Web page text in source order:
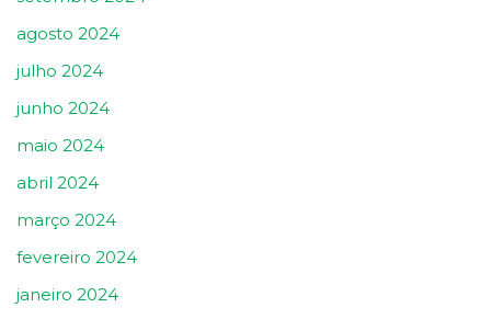
agosto 2024
julho 2024
junho 2024
maio 2024
abril 2024
março 2024
fevereiro 2024
janeiro 2024